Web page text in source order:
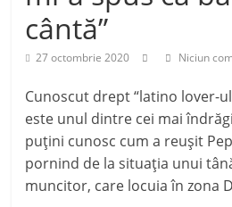
cântă”
27 octombrie 2020 Niciun
Cunoscut drept “latino lover-
este unul dintre cei mai
puțini cunosc cum a reușit
pornind de la situația unui
muncitor, care locuia în zona